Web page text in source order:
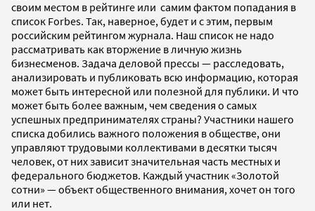
своим местом в рейтинге или самим фактом попадания в
список Forbes. Так, наверное, будет и с этим, первым
российским рейтингом журнала. Наш список не надо
рассматривать как вторжение в личную жизнь
бизнесменов. Задача деловой прессы — расследовать,
анализировать и публиковать всю информацию, которая
может быть интересной или полезной для публики. И что
может быть более важным, чем сведения о самых
успешных предпринимателях страны? Участники нашего
списка добились важного положения в обществе, они
управляют трудовыми коллективами в десятки тысяч
человек, от них зависит значительная часть местных и
федерального бюджетов. Каждый участник «Золотой
сотни» — объект общественного внимания, хочет он того
или нет.